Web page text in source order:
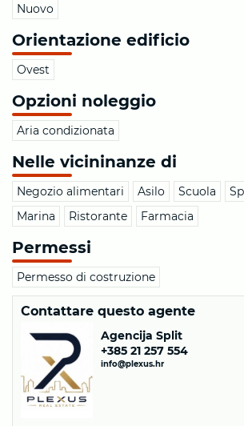
Nuovo
Orientazione edificio
Ovest
Opzioni noleggio
Aria condizionata
Nelle vicininanze di
Negozio alimentari Asilo Scuola
Marina
Ristorante Farmacia
Permessi
Permesso di costruzione
Contattare questo agente
Agencija Split
+385 21 257 554
info@plexus.hr